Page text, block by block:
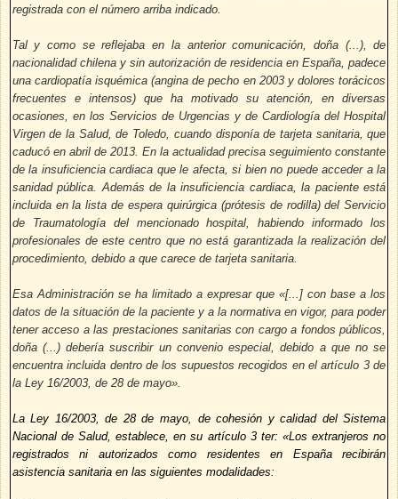
registrada con el número arriba indicado.
Tal y como se reflejaba en la anterior comunicación, doña (...), de
nacionalidad chilena y sin autorización de residencia en España, padece
una cardiopatía isquémica (angina de pecho en 2003 y dolores torácicos
frecuentes e intensos) que ha motivado su atención, en diversas
ocasiones, en los Servicios de Urgencias y de Cardiología del Hospital
Virgen de la Salud, de Toledo, cuando disponía de tarjeta sanitaria, que
caducó en abril de 2013. En la actualidad precisa seguimiento constante
de la insuficiencia cardiaca que le afecta, si bien no puede acceder a la
sanidad pública. Además de la insuficiencia cardiaca, la paciente está
incluida en la lista de espera quirúrgica (prótesis de rodilla) del Servicio
de Traumatología del mencionado hospital, habiendo informado los
profesionales de este centro que no está garantizada la realización del
procedimiento, debido a que carece de tarjeta sanitaria.
Esa Administración se ha limitado a expresar que «[...] con base a los
datos de la situación de la paciente y a la normativa en vigor, para poder
tener acceso a las prestaciones sanitarias con cargo a fondos públicos,
doña (...) debería suscribir un convenio especial, debido a que no se
encuentra incluida dentro de los supuestos recogidos en el artículo 3 de
la Ley 16/2003, de 28 de mayo».
La Ley 16/2003, de 28 de mayo, de cohesión y calidad del Sistema
Nacional de Salud, establece, en su artículo 3 ter: «Los extranjeros no
registrados ni autorizados como residentes en España recibirán
asistencia sanitaria en las siguientes modalidades: